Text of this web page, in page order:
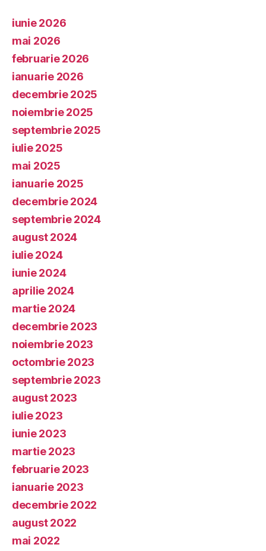
iunie 2026
mai 2026
februarie 2026
ianuarie 2026
decembrie 2025
noiembrie 2025
septembrie 2025
iulie 2025
mai 2025
ianuarie 2025
decembrie 2024
septembrie 2024
august 2024
iulie 2024
iunie 2024
aprilie 2024
martie 2024
decembrie 2023
noiembrie 2023
octombrie 2023
septembrie 2023
august 2023
iulie 2023
iunie 2023
martie 2023
februarie 2023
ianuarie 2023
decembrie 2022
august 2022
mai 2022